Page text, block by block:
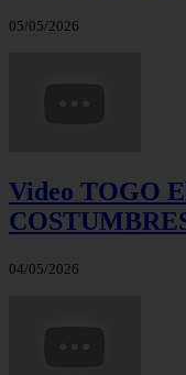
05/05/2026
Video TOGO
04/05/2026